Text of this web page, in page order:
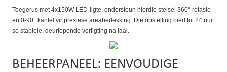
Toegerus met 4x150W LED-ligte, ondersteun hierdie stelsel 360° rotasie
en 0-90° kantel vir presiese areabedekking. Die opstelling bied tot 24 uur
se stabiele, deurlopende verligting na laai.
BEHEERPANEEL: EENVOUDIGE